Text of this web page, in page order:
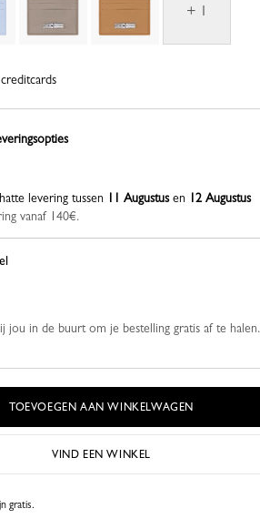
+ 1
jou in de buurt om je bestelling gratis af te halen.
levering tussen 11 Augustusen 12 Augustus
vanaf 140€.
TOEVOEGEN AAN WINKELWAGEN
VIND EEN WINKEL
gratis.